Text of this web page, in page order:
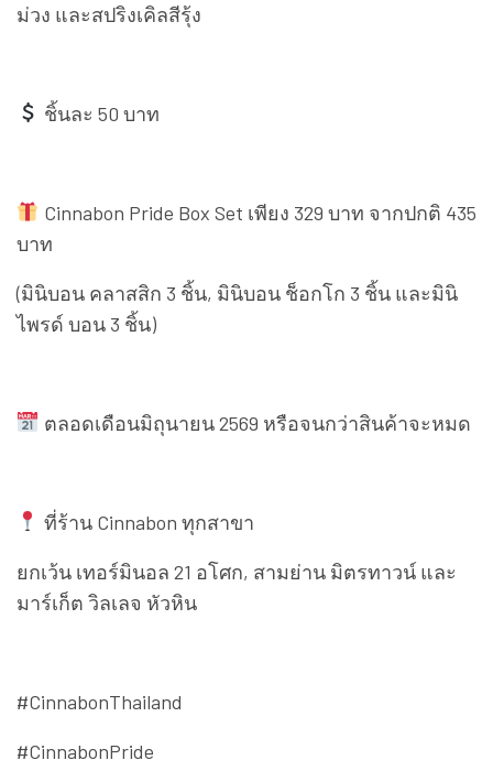
ม่วง และสปริงเคิลสีรุ้ง
ชิ้นละ 50 บาท
Cinnabon Pride Box Set เพียง 329 บาท จากปกติ 435
บาท
(มินิบอน คลาสสิก 3 ชิ้น, มินิบอน ช็อกโก 3 ชิ้น และมินิ
ไพรด์ บอน 3 ชิ้น)
ตลอดเดือนมิถุนายน 2569 หรือจนกว่าสินค้าจะหมด
ที่ร้าน Cinnabon ทุกสาขา
ยกเว้น เทอร์มินอล 21 อโศก, สามย่าน มิตรทาวน์ และ
มาร์เก็ต วิลเลจ หัวหิน
#CinnabonThailand
#CinnabonPride